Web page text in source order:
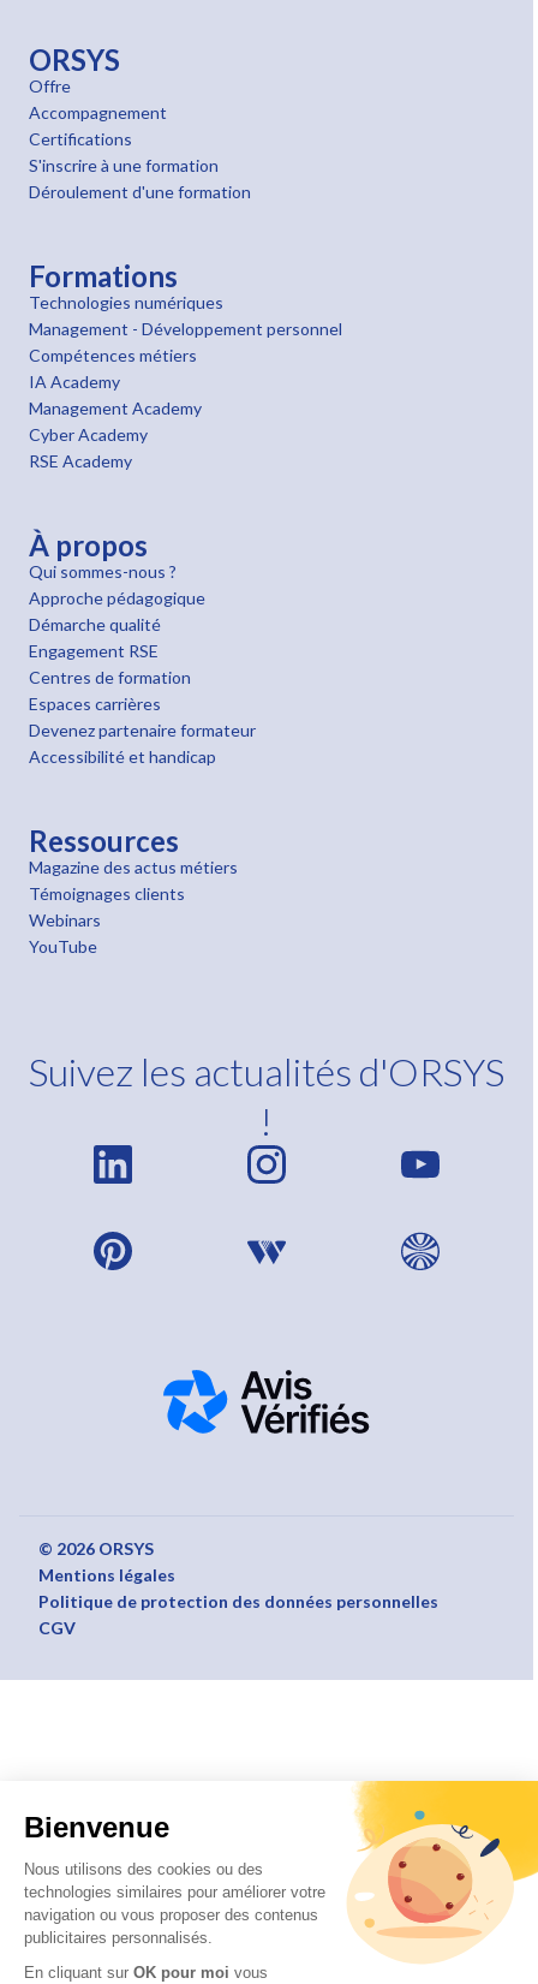
Bienvenue
Nous utilisons des cookies ou des
technologies similaires pour améliorer votre
navigation ou vous proposer des contenus
publicitaires personnalisés.
En cliquant sur OK pour moi vous
ORSYS
Offre
Accompagnement
Certifications
S'inscrire à une formation
Déroulement d'une formation
Formations
Technologies numériques
Management - Développement personnel
Compétences métiers
IA Academy
Management Academy
Cyber Academy
RSE Academy
À propos
Qui sommes-nous ?
Approche pédagogique
Démarche qualité
Engagement RSE
Centres de formation
Espaces carrières
Devenez partenaire formateur
Accessibilité et handicap
Ressources
Magazine des actus métiers
Témoignages clients
Webinars
YouTube
Suivez les actualités d'ORSYS
!
© 2026 ORSYS
Mentions légales
Politique de protection des données personnelles
CGV